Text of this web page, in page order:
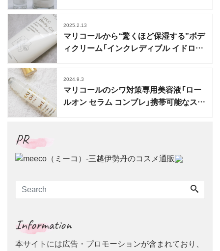
2025.2.13
マリコールから“驚くほど保湿する”ボデ
ィクリーム「インクレディブル イドロス
2024.9.3
マリコールのシワ対策専用美容液「ロー
ルオン セラム コンブレ」携帯可能なスポ
PR
Information
本サイトには広告・プロモーションが含まれており、